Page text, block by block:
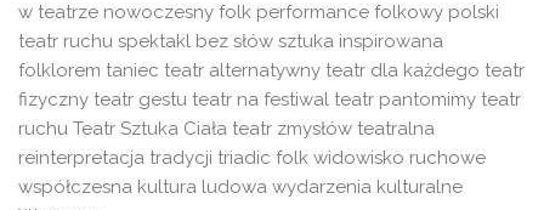
w teatrze nowoczesny folk performance folkowy polski
teatr ruchu spektakl bez słów sztuka inspirowana
folklorem taniec teatr alternatywny teatr dla każdego teatr
fizyczny teatr gestu teatr na festiwal teatr pantomimy teatr
ruchu Teatr Sztuka Ciała teatr zmysłów teatralna
reinterpretacja tradycji triadic folk widowisko ruchowe
współczesna kultura ludowa wydarzenia kulturalne